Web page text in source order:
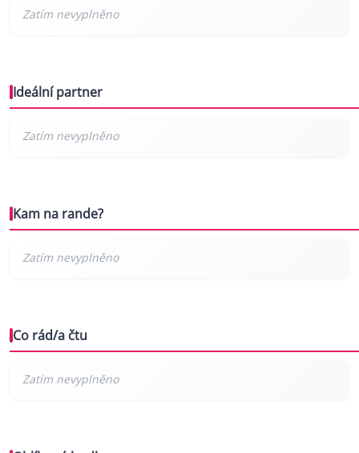
Ideální partner
Kam na rande?
Co rád/a čtu